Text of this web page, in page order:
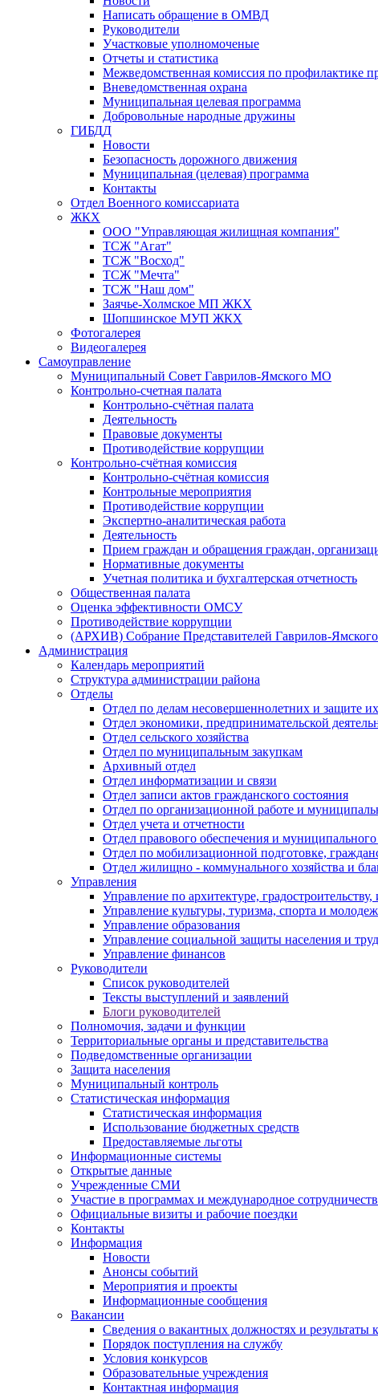
Написать обращение в ОМВД
Руководители
Участковые уполномоченые
Отчеты и статистика
Межведомственная комиссия по профилактике
Вневедомственная охрана
Муниципальная целевая программа
Добровольные народные дружины
ГИБДД
Новости
Безопасность дорожного движения
Муниципальная (целевая) программа
Контакты
Отдел Военного комиссариата
ЖКХ
ООО "Управляющая жилищная компания"
ТСЖ "Агат"
ТСЖ "Восход"
ТСЖ "Мечта"
ТСЖ "Наш дом"
Заячье-Холмское МП ЖКХ
Шопшинское МУП ЖКХ
Фотогалерея
Видеогалерея
Самоуправление
Муниципальный Совет Гаврилов-Ямского МО
Контрольно-счетная палата
Контрольно-счётная палата
Деятельность
Правовые документы
Противодействие коррупции
Контрольно-счётная комиссия
Контрольно-счётная комиссия
Контрольные мероприятия
Противодействие коррупции
Экспертно-аналитическая работа
Деятельность
Прием граждан и обращения граждан,
Нормативные документы
Учетная политика и бухгалтерская отчетность
Общественная палата
Оценка эффективности ОМСУ
Противодействие коррупции
(АРХИВ) Собрание Представителей Гаврилов-
Администрация
Календарь мероприятий
Структура администрации района
Отделы
Отдел по делам несовершеннолетних и защите
Отдел экономики, предпринимательской
Отдел сельского хозяйства
Отдел по муниципальным закупкам
Архивный отдел
Отдел информатизации и связи
Отдел записи актов гражданского состояния
Отдел по организационной работе и
Отдел учета и отчетности
Отдел правового обеспечения и муниципального
Отдел по мобилизационной подготовке,
Отдел жилищно - коммунального хозяйства и
Управления
Управление по архитектуре,
Управление культуры, туризма, спорта и
Управление образования
Управление социальной защиты населения и
Управление финансов
Руководители
Список руководителей
Тексты выступлений и заявлений
Блоги руководителей
Полномочия, задачи и функции
Территориальные органы и представительства
Подведомственные организации
Защита населения
Муниципальный контроль
Статистическая информация
Статистическая информация
Использование бюджетных средств
Предоставляемые льготы
Информационные системы
Открытые данные
Учрежденные СМИ
Участие в программах и международное
Официальные визиты и рабочие поездки
Контакты
Информация
Новости
Анонсы событий
Мероприятия и проекты
Информационные сообщения
Вакансии
Сведения о вакантных должностях и результаты
Порядок поступления на службу
Условия конкурсов
Образовательные учреждения
Контактная информация